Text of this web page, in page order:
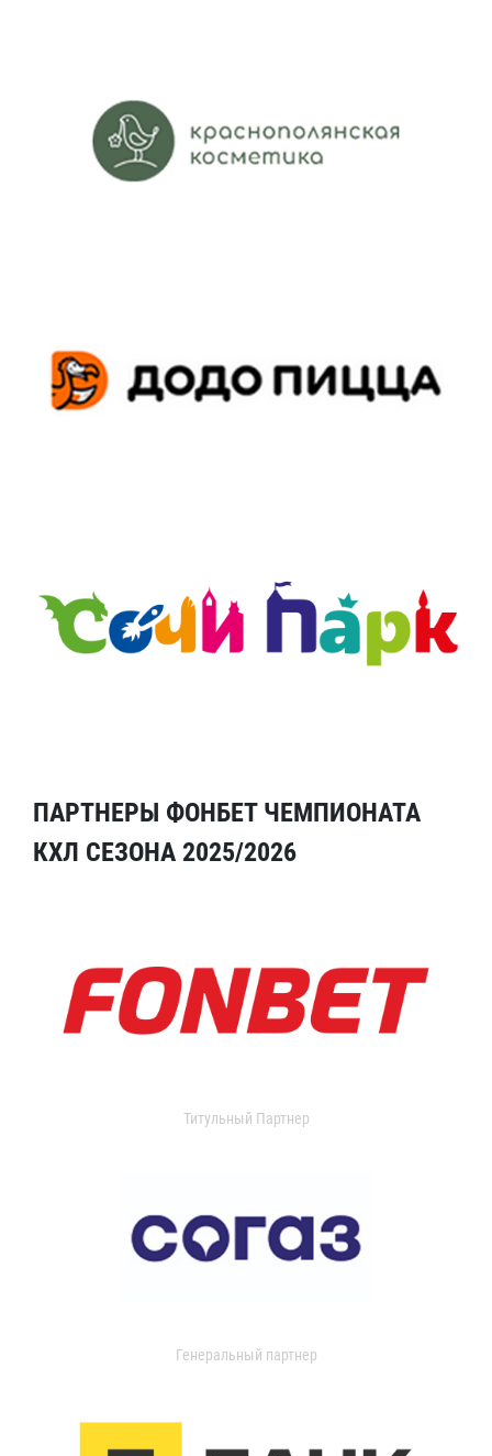
ПАРТНЕРЫ ФОНБЕТ ЧЕМПИОНАТА
КХЛ СЕЗОНА 2025/2026
Титульный Партнер
Генеральный партнер